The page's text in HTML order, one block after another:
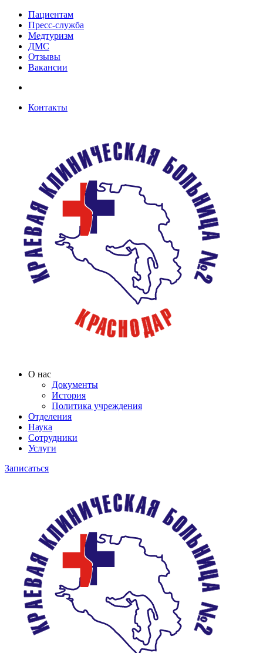
Пациентам
Пресс-служба
Медтуризм
ДМС
Отзывы
Вакансии
Контакты
О нас
Документы
История
Политика учреждения
Отделения
Наука
Сотрудники
Услуги
Записаться